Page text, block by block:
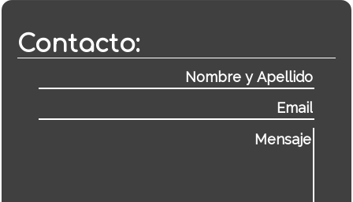
Contacto: